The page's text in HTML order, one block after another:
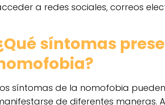
a redes sociales, correos
síntomas
síntomas de la nomofobia
de diferentes maneras.